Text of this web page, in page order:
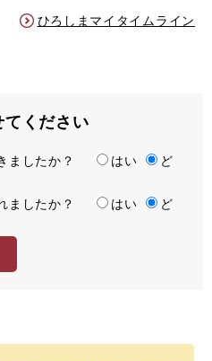
ひろしまマイタイムライン
ください
ましたか？ はい
ど
ましたか？ はい
ど